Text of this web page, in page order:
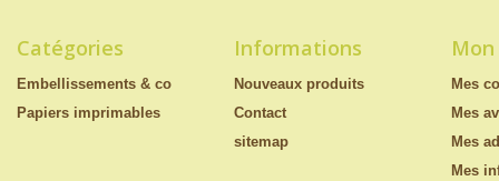
Catégories
Embellissements & co
Papiers imprimables
Informations
Nouveaux produits
Contact
sitemap
Mes
Mes
Mes
Mes